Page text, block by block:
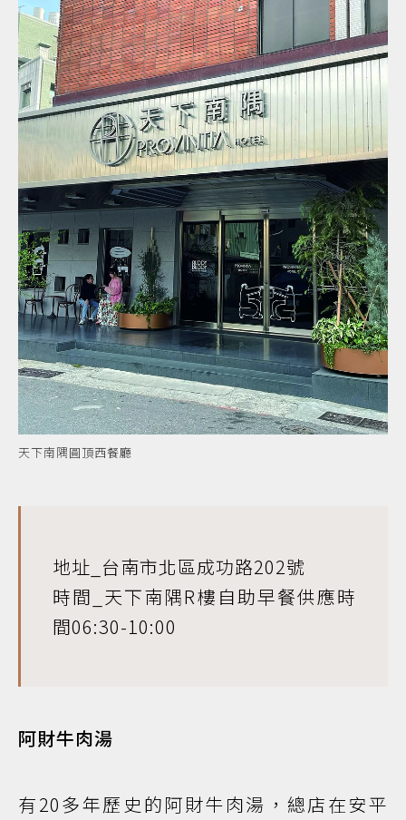
天下南隅圓頂西餐廳
地址_台南市北區成功路202號
時間_天下南隅R樓自助早餐供應時
間06:30-10:00
阿財牛肉湯
有20多年歷史的阿財牛肉湯，總店在安平